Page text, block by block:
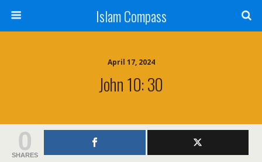
Islam Compass
April 17, 2024
John 10: 30
0
SHARES